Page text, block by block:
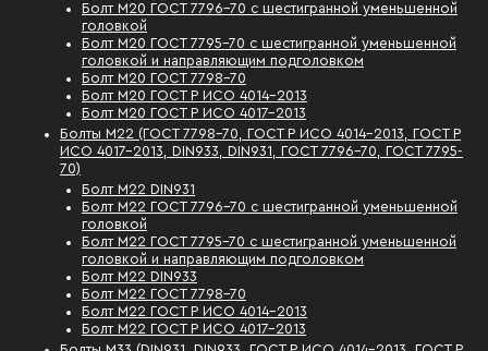
Болт М20 ГОСТ 7796-70 с шестигранной уменьшенной
головкой
Болт М20 ГОСТ 7795-70 с шестигранной уменьшенной
головкой и направляющим подголовком
Болт М20 ГОСТ 7798-70
Болт М20 ГОСТ Р ИСО 4014-2013
Болт М20 ГОСТ Р ИСО 4017-2013
Болты М22 (ГОСТ 7798-70, ГОСТ Р ИСО 4014-2013, ГОСТ Р
ИСО 4017-2013, DIN933, DIN931, ГОСТ 7796-70, ГОСТ 7795-
70)
Болт М22 DIN931
Болт М22 ГОСТ 7796-70 с шестигранной уменьшенной
головкой
Болт М22 ГОСТ 7795-70 с шестигранной уменьшенной
головкой и направляющим подголовком
Болт М22 DIN933
Болт М22 ГОСТ 7798-70
Болт М22 ГОСТ Р ИСО 4014-2013
Болт М22 ГОСТ Р ИСО 4017-2013